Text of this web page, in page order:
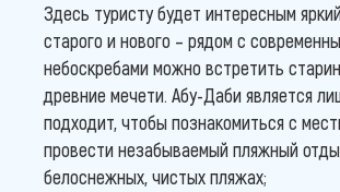
Здесь туристу будет интересным
старого и нового – рядом с
небоскребами можно встретить
древние мечети. Абу-Даби является
подходит, чтобы познакомиться с
провести незабываемый пляжный
белоснежных, чистых пляжах;